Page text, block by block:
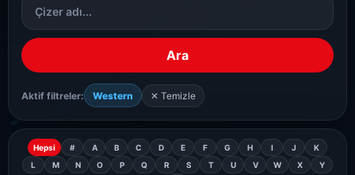
Ara
Aktif filtreler: Western ✕ Temizle
Hepsi # A B C D E F G H I J
K
L
M N O P Q R S T U V W X
Y